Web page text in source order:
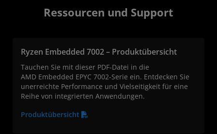
Ressourcen und Support
Ryzen Embedded 7002 – Produktübersicht
Tauchen Sie mit dieser PDF-Datei in die
AMD Embedded EPYC 7002-Serie ein. Entdecken Sie
unerreichte Performance und Vielseitigkeit für eine
Reihe von integrierten Anwendungen.
Produktübersicht